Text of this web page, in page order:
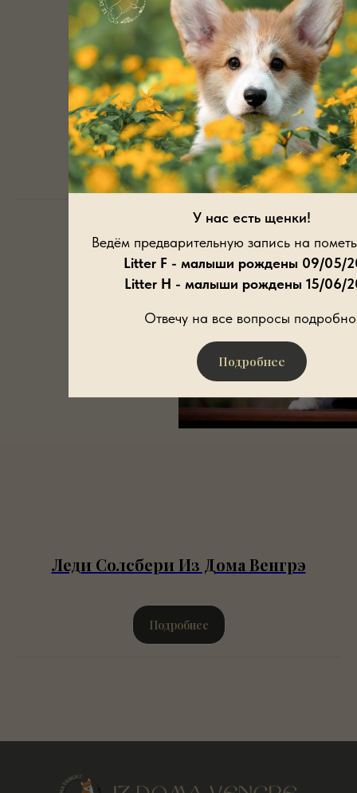
У нас есть щенки!
Ведём предварительную запись на
Litter F - малыши рождены 09/05/
Litter H - малыши рождены 15/06/
Отвечу на все вопросы
Подробнее
Лав Сонг Из Дома Венгрэ
Подробнее
Леди Солсбери Из Дома Венгрэ
Подробнее